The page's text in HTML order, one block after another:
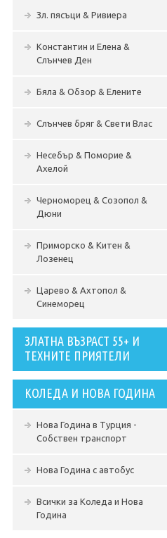
Зл. пясъци & Ривиера
Константин и Елена &
Слънчев Ден
Бяла & Обзор & Елените
Слънчев бряг & Свети Влас
Несебър & Поморие &
Ахелой
Черноморец & Созопол &
Дюни
Приморско & Китен &
Лозенец
Царево & Ахтопол &
Синеморец
ЗЛАТНА ВЪЗРАСТ 55+ И
ТЕХНИТЕ ПРИЯТЕЛИ
КОЛЕДА И НОВА ГОДИНА
Нова Година в Турция -
Собствен транспорт
Нова Година с автобус
Всички за Коледа и Нова
Година